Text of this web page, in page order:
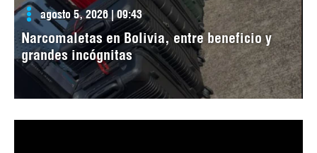
agosto 5, 2026 | 09:43
Narcomaletas en Bolivia, entre beneficio y
grandes incógnitas